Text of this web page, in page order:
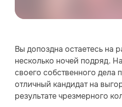
Вы допоздна остаетесь на
несколько ночей подряд.
своего собственного дела
отличный кандидат на
результате чрезмерного